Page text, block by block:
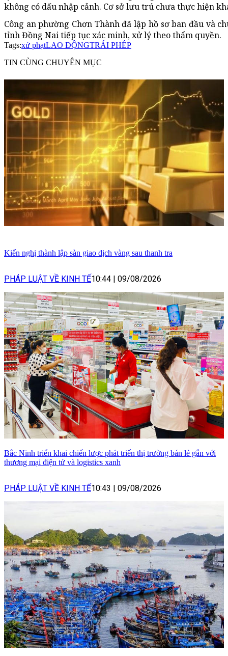
không có dấu nhập cảnh. Cơ sở lưu trú chưa thực hiện
Công an phường Chơn Thành đã lập hồ sơ ban đầu và
tỉnh Đồng Nai tiếp tục xác minh, xử lý theo thẩm quyền.
Tags:xử phạtLAO ĐỘNGTRÁI PHÉP
TIN CÙNG CHUYÊN MỤC
Kiến nghị thành lập sàn giao dịch vàng sau thanh tra
PHÁP LUẬT VỀ KINH TẾ10:44 09/08/2026
Bắc Ninh triển khai chiến lược phát triển thị trường bán lẻ gắn với
thương mại điện tử và logistics xanh
PHÁP LUẬT VỀ KINH TẾ10:43 09/08/2026